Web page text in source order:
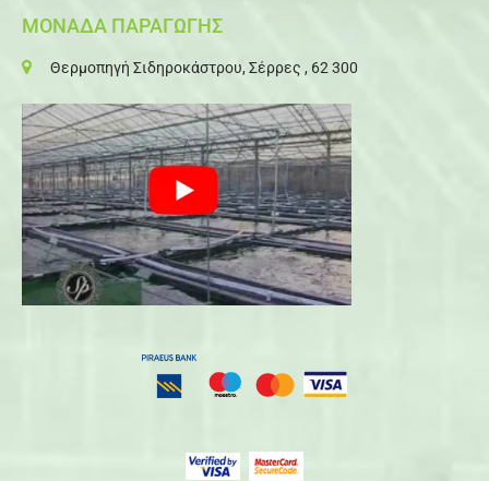
ΜΟΝΑΔΑ ΠΑΡΑΓΩΓΗΣ
Θερμοπηγή Σιδηροκάστρου, Σέρρες , 62 300